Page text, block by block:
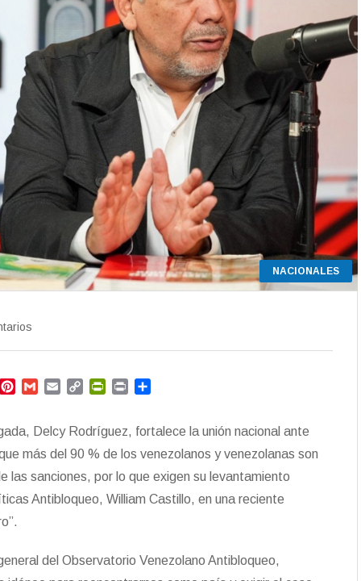
NACIONALES
M
t
e
e
s
G
i
l
i
l
y
L
n
k
n
t
r
i
l
n
t
p
a
t
i
Delcy Rodríguez, fortalece la unión nacional ante
más del 90 % de los venezolanos y venezolanas son
las sanciones, por lo que exigen su levantamiento
Antibloqueo, William Castillo, en una reciente
del Observatorio Venezolano Antibloqueo,